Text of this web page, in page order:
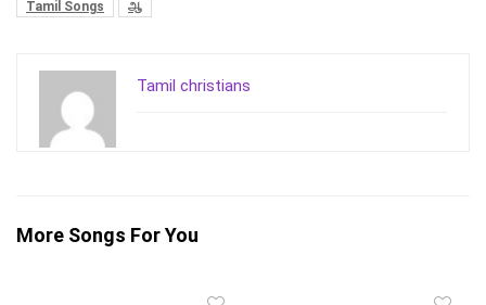
Tamil Songs
ஆ
Tamil christians
More Songs For You